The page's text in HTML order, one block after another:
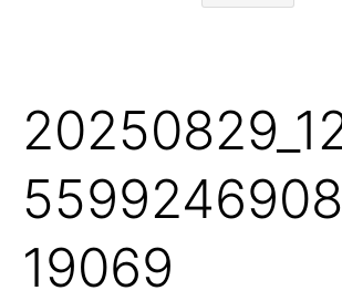
19069